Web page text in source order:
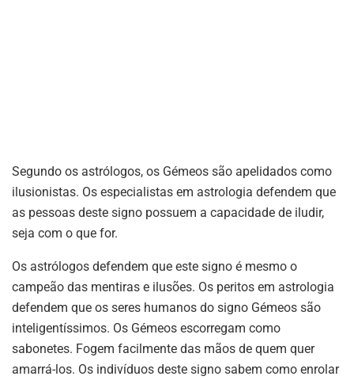
Segundo os astrólogos, os Gémeos são apelidados como
ilusionistas. Os especialistas em astrologia defendem que
as pessoas deste signo possuem a capacidade de iludir,
seja com o que for.
Os astrólogos defendem que este signo é mesmo o
campeão das mentiras e ilusões. Os peritos em astrologia
defendem que os seres humanos do signo Gémeos são
inteligentíssimos. Os Gémeos escorregam como
sabonetes. Fogem facilmente das mãos de quem quer
amarrá-los. Os indivíduos deste signo sabem como enrolar